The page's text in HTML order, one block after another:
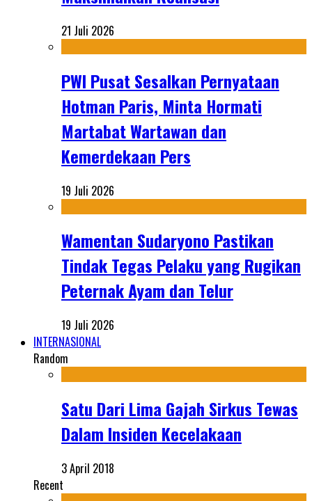
21 Juli 2026
PWI Pusat Sesalkan Pernyataan
Hotman Paris, Minta Hormati
Martabat Wartawan dan
Kemerdekaan Pers
19 Juli 2026
Wamentan Sudaryono Pastikan
Tindak Tegas Pelaku yang Rugikan
Peternak Ayam dan Telur
19 Juli 2026
INTERNASIONAL
Random
Satu Dari Lima Gajah Sirkus Tewas
Dalam Insiden Kecelakaan
3 April 2018
Recent